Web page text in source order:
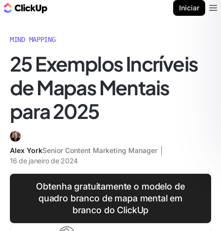
Iniciar
MIND MAPPING
25 Exemplos Incríveis
de Mapas Mentais
para 2025
Alex YorkSenior Content Marketing Manager
16 de janeiro de 2024
Obtenha gratuitamente o modelo de
quadro branco de mapa mental em
branco do ClickUp